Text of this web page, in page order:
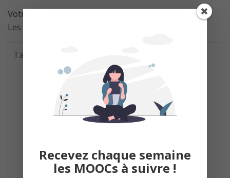
Votre adresse de messagerie ne sera pas publiée.
Les champs obligatoires sont indiqués avec
Recevez chaque semaine
les MOOCs à suivre !